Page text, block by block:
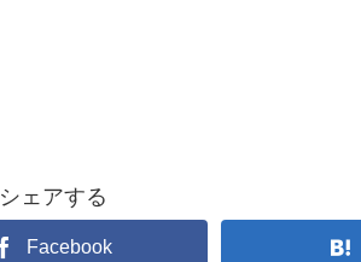
シェアする
Facebook